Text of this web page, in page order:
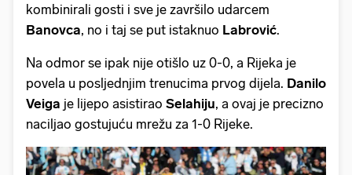
kombinirali gosti i sve je završilo udarcem
Banovca, no i taj se put istaknuo Labrović.
Na odmor se ipak nije otišlo uz 0-0, a Rijeka je
povela u posljednjim trenucima prvog dijela. Danilo
Veiga je lijepo asistirao Selahiju, a ovaj je precizno
naciljao gostujuću mrežu za 1-0 Rijeke.